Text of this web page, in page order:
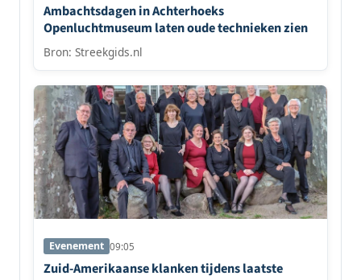
Ambachtsdagen in Achterhoeks
Openluchtmuseum laten oude technieken zien
Bron: Streekgids.nl
Evenement 09:05
Zuid-Amerikaanse klanken tijdens laatste